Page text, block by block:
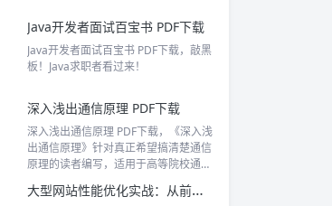
Java开发者面试百宝书 PDF下载
Java开发者面试百宝书 PDF下载，敲黑
板！Java求职者看过来！
深入浅出通信原理 PDF下载
深入浅出通信原理 PDF下载，《深入浅
出通信原理》针对真正希望搞清楚通信
原理的读者编写，适用于高等院校通信
工程师，也适用于对通信原理具有浓厚
大型网站性能优化实战：从前端、网络、CDN到后端、大促的全链路性能优化详解 PDF下载